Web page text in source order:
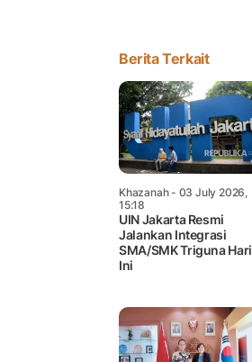
Berita Terkait
Khazanah- 03 July 2026,
15:18
UIN Jakarta Resmi
Jalankan Integrasi
SMA/SMK Triguna Hari
Ini